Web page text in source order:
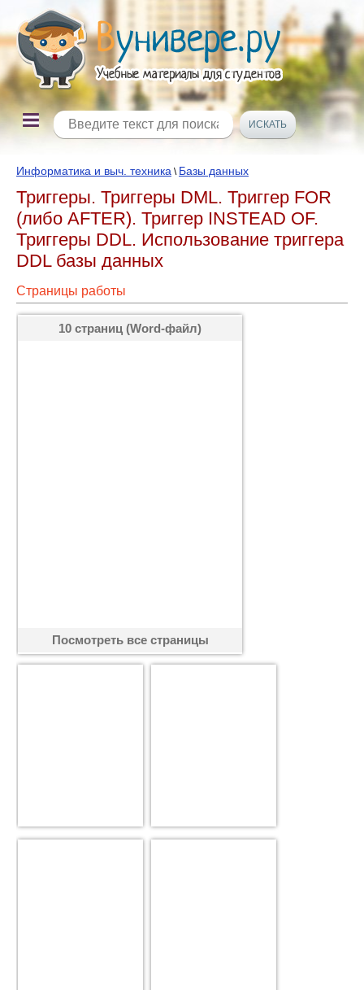
Информатика и выч. техника \ Базы данных
Триггеры. Триггеры DML. Триггер FOR
(либо AFTER). Триггер INSTEAD OF.
Триггеры DDL. Использование триггера
DDL базы данных
Страницы работы
10 страниц (Word-файл)
Посмотреть все страницы